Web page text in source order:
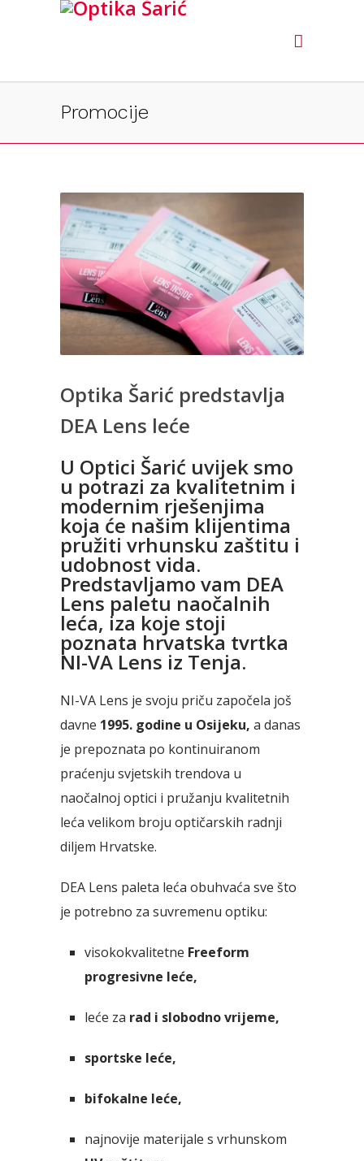
Promocije
Optika Šarić predstavlja
DEA Lens leće
U Optici Šarić uvijek smo
u potrazi za kvalitetnim i
modernim rješenjima
koja će našim klijentima
pružiti vrhunsku zaštitu i
udobnost vida.
Predstavljamo vam DEA
Lens paletu naočalnih
leća, iza koje stoji
poznata hrvatska tvrtka
NI-VA Lens iz Tenja.
NI-VA Lens je svoju priču započela još
davne 1995. godine u Osijeku, a danas
je prepoznata po kontinuiranom
praćenju svjetskih trendova u
naočalnoj optici i pružanju kvalitetnih
leća velikom broju optičarskih radnji
diljem Hrvatske.
DEA Lens paleta leća obuhvaća sve što
je potrebno za suvremenu optiku:
visokokvalitetne Freeform
progresivne leće,
leće za rad i slobodno vrijeme,
sportske leće,
bifokalne leće,
najnovije materijale s vrhunskom